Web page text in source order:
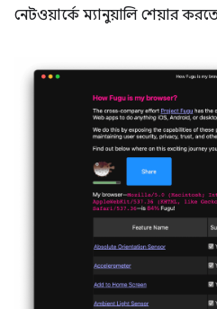
নেটওয়ার্কে ম্যানুয়ালি শেয়ার